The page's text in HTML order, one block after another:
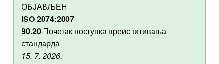
ОБЈАВЉЕН
ISO 2074:2007
90.20 Почетак поступка преиспитивања
стандарда
15. 7. 2026.